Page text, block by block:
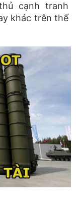
cạnh tranh
khác trên thế